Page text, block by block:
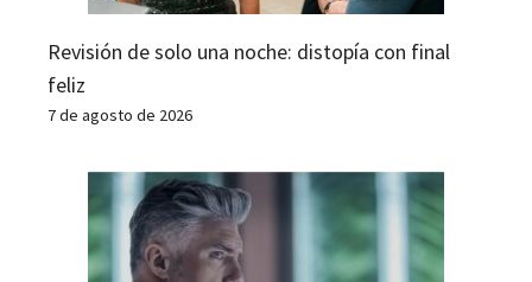
Revisión de solo una noche: distopía con final
feliz
7 de agosto de 2026